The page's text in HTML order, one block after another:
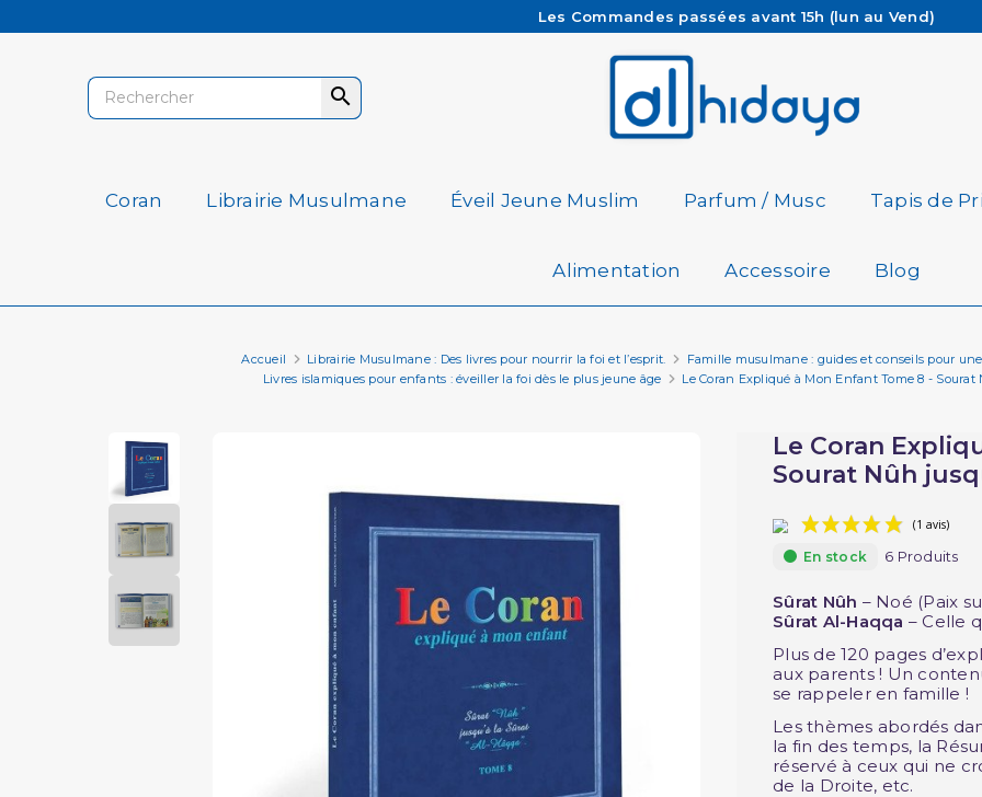
Les Commandes passées avant 15h (lun au Vend)
Besoin d'aide ? Retrouvez notre FAQ
Livraison offerte à partir de 65€ d'achat*

Coran Librairie Musulmane Éveil Jeune Muslim Parfum / Musc Tapis de
Alimentation Accessoire Blog
Accueil Librairie Musulmane : Des livres pour nourrir la foi et l’esprit.
Famille musulmane : guides et conseils pour
Livres islamiques pour enfants : éveiller la foi dès le plus jeune âge
Le Coran Expliqué à Mon Enfant Tome 8 -
Le Coran
Sourat Nûh
En stock 6 Produits
Sûrat Nûh – Noé (Paix
Sûrat Al-Haqqa – Celle
Plus de 120 pages
aux parents ! Un
se rappeler en famille !
Les thèmes abordés
la fin des temps, la
réservé à ceux qui ne
de la Droite, etc.